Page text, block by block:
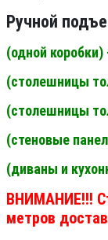
Ручной
(одной коробки)
(столешницы
(столешницы
(стеновые
(диваны и
ВНИМАНИЕ!!!
метров